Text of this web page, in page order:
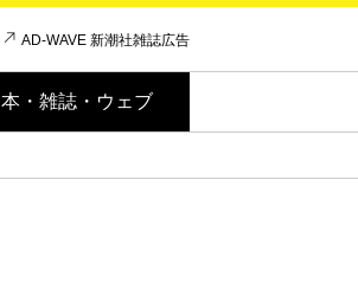
AD-WAVE 新潮社雑誌広告
本・雑誌・ウェブ